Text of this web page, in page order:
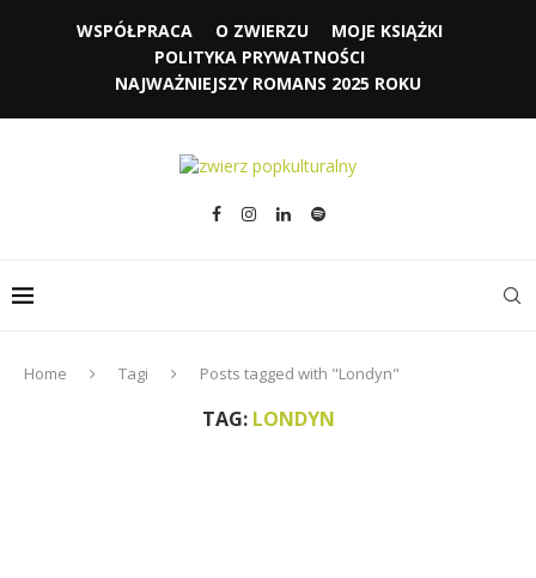
WSPÓŁPRACA O ZWIERZU
MOJE KSIĄŻKI
POLITYKA PRYWATNOŚCI
NAJWAŻNIEJSZY ROMANS 2025 ROKU
Home Tagi Posts tagged with "Londyn"
TAG: LONDYN